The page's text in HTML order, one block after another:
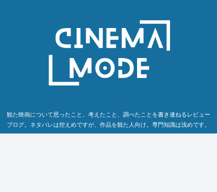
観た映画について思ったこと、考えたこと、調べたことを書き連ねるレビュー
ブログ。ネタバレは控えめですが、作品を観た人向け。専門知識は浅めです。